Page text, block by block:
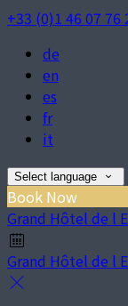
+33 (0)1 46 07 76
de
en
es
fr
it
Select language
Book Now
Grand Hôtel de l
Grand Hôtel de l